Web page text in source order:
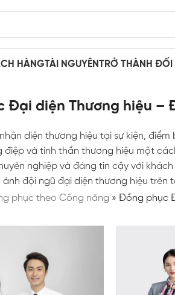
HÀNGTÀI NGUYÊNTRỞ THÀNH ĐỐI
Đại diện Thương hiệu –
nhận diện thương hiệu tại sự kiện,
điệp và tinh thần thương hiệu một
nghiệp và đáng tin cậy với
ảnh đội ngũ đại diện thương hiệu trên
phục theo Công năng »Đồng phục